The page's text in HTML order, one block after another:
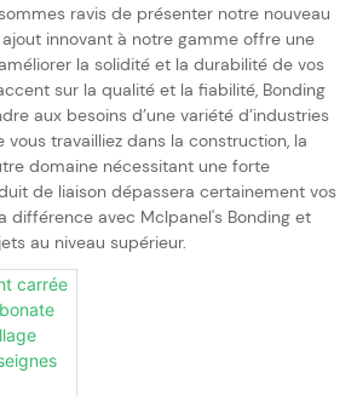
ravis de présenter notre nouveau
innovant à notre gamme offre une
la solidité et la durabilité de vos
sur la qualité et la fiabilité, Bonding
aux besoins d’une variété d’industries
vous travailliez dans la construction, la
domaine nécessitant une forte
de liaison dépassera certainement vos
différence avec Mclpanel's Bonding et
au niveau supérieur.